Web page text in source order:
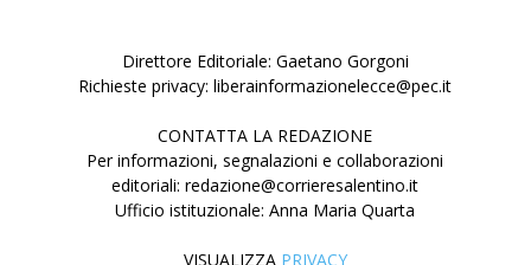
Direttore Editoriale: Gaetano Gorgoni
Richieste privacy: liberainformazionelecce@pec.it
CONTATTA LA REDAZIONE
Per informazioni, segnalazioni e collaborazioni
editoriali: redazione@corrieresalentino.it
Ufficio istituzionale: Anna Maria Quarta
VISUALIZZA PRIVACY